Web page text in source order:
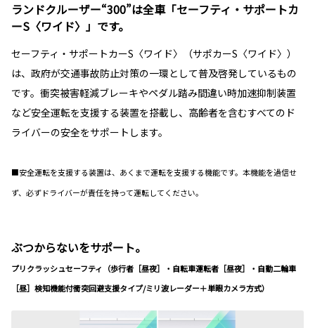
ランドクルーザー“300”は全車「セーフティ・サポートカ
ーS〈ワイド〉」です。
セーフティ・サポートカーS〈ワイド〉（サポカーS〈ワイド〉）
は、政府が交通事故防止対策の一環として普及啓発しているもの
です。衝突被害軽減ブレーキやペダル踏み間違い時加速抑制装置
など安全運転を支援する装置を搭載し、高齢者を含むすべてのド
ライバーの安全をサポートします。
■安全運転を支援する装置は、あくまで運転を支援する機能です。本機能を過信せ
ず、必ずドライバーが責任を持って運転してください。
ぶつからないをサポート。
プリクラッシュセーフティ（歩行者［昼夜］・自転車運転者［昼夜］・自動二輪車
［昼］検知機能付衝突回避支援タイプ/ミリ波レーダー＋単眼カメラ方式）